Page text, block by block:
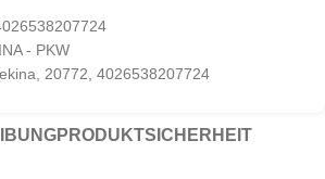
- PKW
, 20772, 4026538207724
PRODUKTSICHERHEIT